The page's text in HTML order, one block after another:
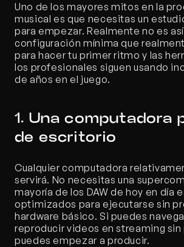
Uno de los mayores mitos en la
musical es que necesitas un
para empezar. Realmente no es
configuración mínima que
para hacer tu primer ritmo y las
los profesionales siguen usando
de años en el juego.
1. Una computadora
de escritorio
Cualquier computadora
servirá. No necesitas una
mayoría de los DAW de hoy en día
optimizados para ejecutarse sin
hardware básico. Si puedes
reproducir videos en streaming sin
puedes empezar a producir.